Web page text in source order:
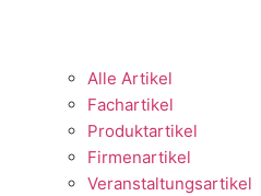
Alle Artikel
Fachartikel
Produktartikel
Firmenartikel
Veranstaltungsartikel